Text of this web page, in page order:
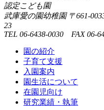
認定こども園
武庫愛の園幼稚園 〒661-
23
TEL 06-6438-0030 FAX 06-
園の紹介
子育て支援
入園案内
園生活について
在園児向け
研究業績・執筆